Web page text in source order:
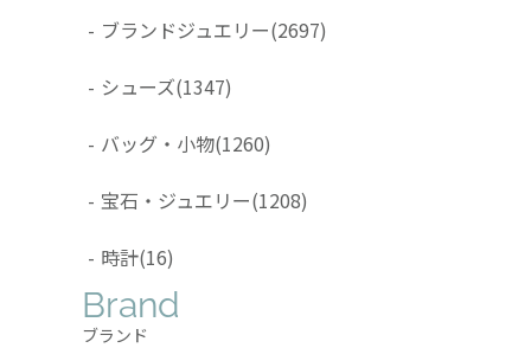
- ブランドジュエリー(2697)
- シューズ(1347)
- バッグ・小物(1260)
- 宝石・ジュエリー(1208)
- 時計(16)
Brand
ブランド